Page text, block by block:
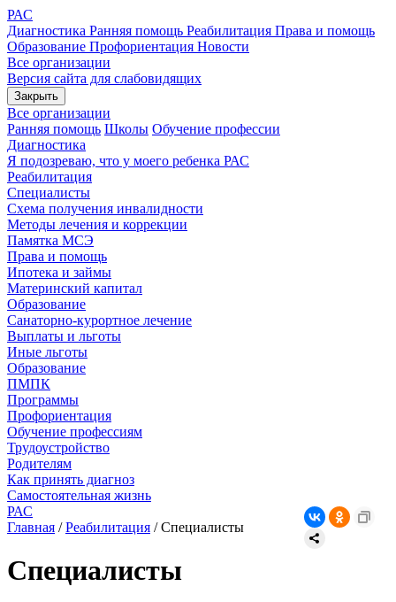
РАС
Диагностика Ранняя помощь Реабилитация Права и помощь
Образование Профориентация Новости
Все организации
Версия сайта для слабовидящих
Закрыть
Все организации
Ранняя помощь Школы Обучение профессии
Диагностика
Я подозреваю, что у моего ребенка РАС
Реабилитация
Специалисты
Схема получения инвалидности
Методы лечения и коррекции
Памятка МСЭ
Права и помощь
Ипотека и займы
Материнский капитал
Образование
Санаторно-курортное лечение
Выплаты и льготы
Иные льготы
Образование
ПМПК
Программы
Профориентация
Обучение профессиям
Трудоустройство
Родителям
Как принять диагноз
Самостоятельная жизнь
РАС
Главная /Реабилитация /Специалисты
Специалисты